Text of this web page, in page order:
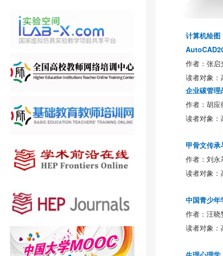
计算机绘
读者对象：
企业碳管理
作者：胡应
读者对象：
甲骨文传承
作者：刘永
读者对象：
中国青少年
作者：汪晓
读者对象：